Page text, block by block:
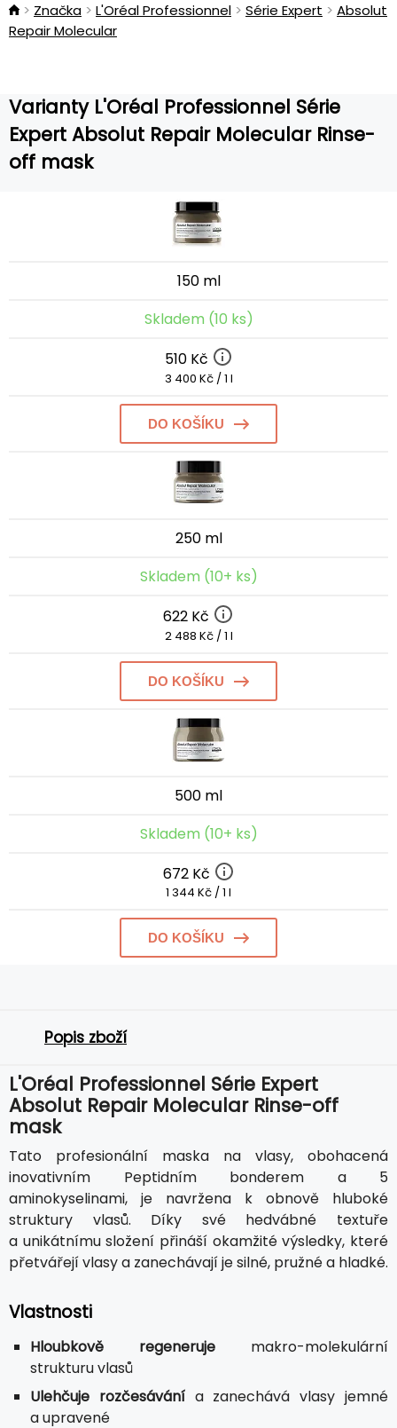
Značka L'Oréal Professionnel Série Expert
Absolut
Repair Molecular
Varianty L'Oréal Professionnel Série
Expert Absolut Repair Molecular Rinse-
off mask
150 ml
Skladem (10 ks)
510 Kč
3 400 Kč / 1 l
DO KOŠÍKU
250 ml
Skladem (10+ ks)
622 Kč
2 488 Kč / 1 l
DO KOŠÍKU
500 ml
Skladem (10+ ks)
672 Kč
1 344 Kč / 1 l
DO KOŠÍKU
Popis zboží
L'Oréal Professionnel Série Expert
Absolut Repair Molecular Rinse-off
mask
Tato profesionální maska na vlasy, obohacená
inovativním Peptidním bonderem a 5
aminokyselinami, je navržena k obnově hluboké
struktury vlasů. Díky své hedvábné textuře
a unikátnímu složení přináší okamžité výsledky, které
přetvářejí vlasy a zanechávají je silné, pružné a hladké.
Vlastnosti
Hloubkově regeneruje makro-molekulární
strukturu vlasů
Ulehčuje rozčesávánía zanechává vlasy jemné
a upravené